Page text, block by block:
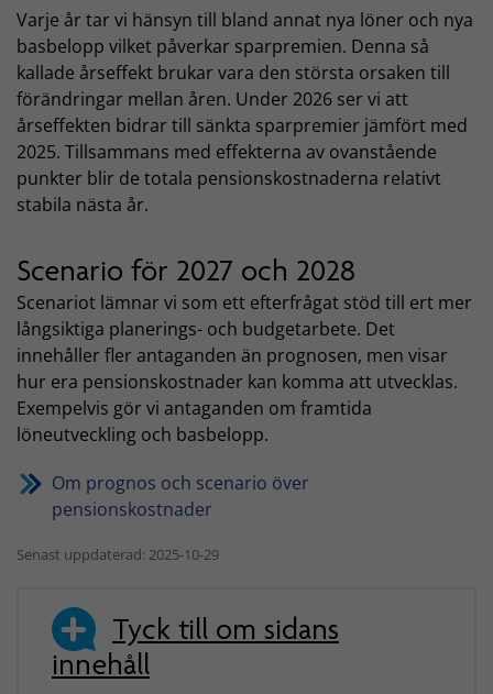
Varje år tar vi hänsyn till bland annat nya löner och nya
basbelopp vilket påverkar sparpremien. Denna så
kallade årseffekt brukar vara den största orsaken till
förändringar mellan åren. Under 2026 ser vi att
årseffekten bidrar till sänkta sparpremier jämfört med
2025. Tillsammans med effekterna av ovanstående
punkter blir de totala pensionskostnaderna relativt
stabila nästa år.
Scenario för 2027 och 2028
Scenariot lämnar vi som ett efterfrågat stöd till ert mer
långsiktiga planerings- och budgetarbete. Det
innehåller fler antaganden än prognosen, men visar
hur era pensionskostnader kan komma att utvecklas.
Exempelvis gör vi antaganden om framtida
löneutveckling och basbelopp.
Om prognos och scenario över
pensionskostnader
Senast uppdaterad: 2025-10-29
Tyck till om sidans
innehåll